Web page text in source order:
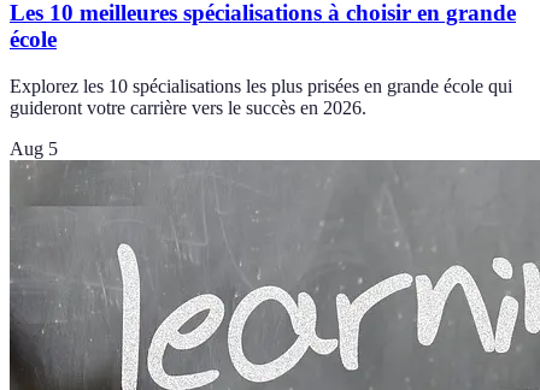
Les 10 meilleures spécialisations à choisir en grande
école
Explorez les 10 spécialisations les plus prisées en grande école qui
guideront votre carrière vers le succès en 2026.
Aug 5